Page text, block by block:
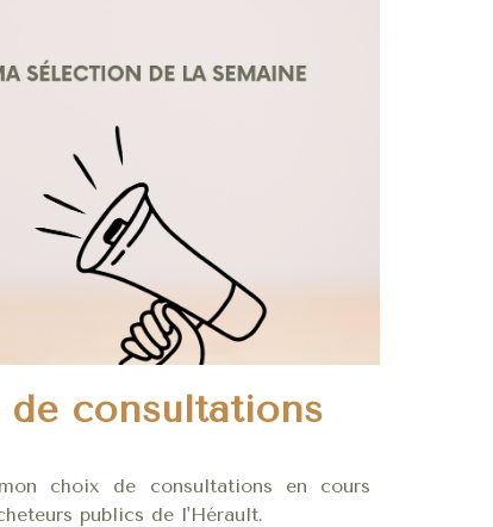
consultations
choix de consultations en cours
publics de l'Hérault.